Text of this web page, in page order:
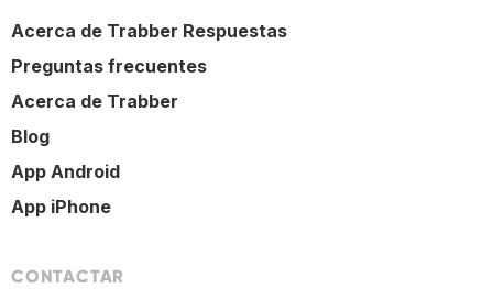
Acerca de Trabber Respuestas
Preguntas frecuentes
Acerca de Trabber
Blog
App Android
App iPhone
CONTACTAR